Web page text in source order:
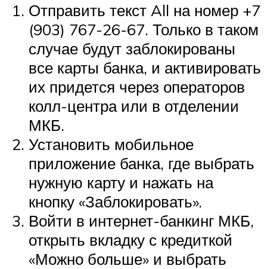
Отправить текст All на номер +7
(903) 767-26-67. Только в таком
случае будут заблокированы
все карты банка, и активировать
их придется через операторов
колл-центра или в отделении
МКБ.
Установить мобильное
приложение банка, где выбрать
нужную карту и нажать на
кнопку «Заблокировать».
Войти в интернет-банкинг МКБ,
открыть вкладку с кредиткой
«Можно больше» и выбрать